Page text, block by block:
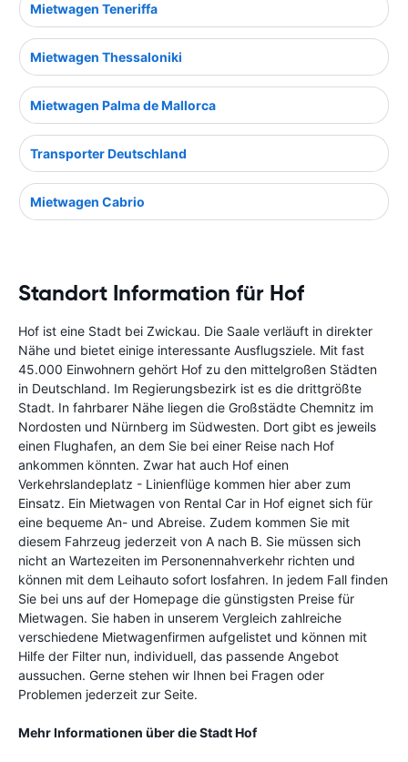
Mietwagen Teneriffa
Mietwagen Thessaloniki
Mietwagen Palma de Mallorca
Transporter Deutschland
Mietwagen Cabrio
Standort Information für Hof
Hof ist eine Stadt bei Zwickau. Die Saale verläuft in direkter
Nähe und bietet einige interessante Ausflugsziele. Mit fast
45.000 Einwohnern gehört Hof zu den mittelgroßen Städten
in Deutschland. Im Regierungsbezirk ist es die drittgrößte
Stadt. In fahrbarer Nähe liegen die Großstädte Chemnitz im
Nordosten und Nürnberg im Südwesten. Dort gibt es jeweils
einen Flughafen, an dem Sie bei einer Reise nach Hof
ankommen könnten. Zwar hat auch Hof einen
Verkehrslandeplatz - Linienflüge kommen hier aber zum
Einsatz. Ein Mietwagen von Rental Car in Hof eignet sich für
eine bequeme An- und Abreise. Zudem kommen Sie mit
diesem Fahrzeug jederzeit von A nach B. Sie müssen sich
nicht an Wartezeiten im Personennahverkehr richten und
können mit dem Leihauto sofort losfahren. In jedem Fall finden
Sie bei uns auf der Homepage die günstigsten Preise für
Mietwagen. Sie haben in unserem Vergleich zahlreiche
verschiedene Mietwagenfirmen aufgelistet und können mit
Hilfe der Filter nun, individuell, das passende Angebot
aussuchen. Gerne stehen wir Ihnen bei Fragen oder
Problemen jederzeit zur Seite.
Mehr Informationen über die Stadt Hof